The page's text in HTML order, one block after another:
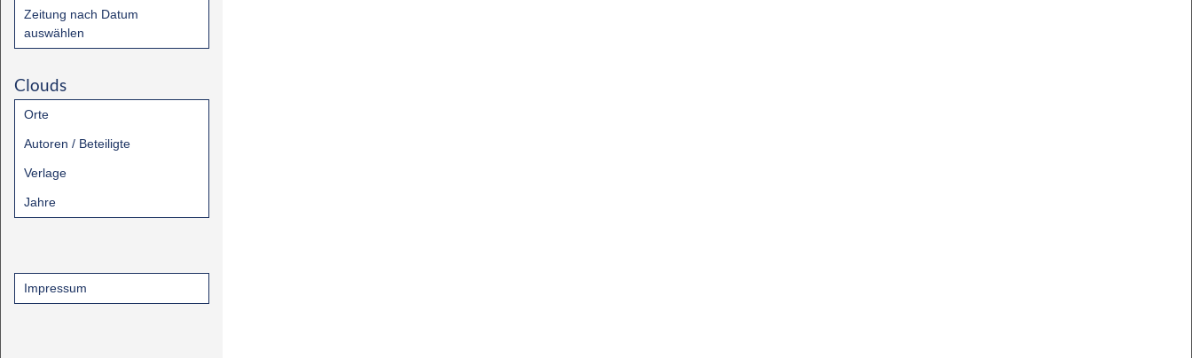
Zeitung nach Datum
auswählen
Clouds
Orte
Autoren / Beteiligte
Verlage
Jahre
Impressum